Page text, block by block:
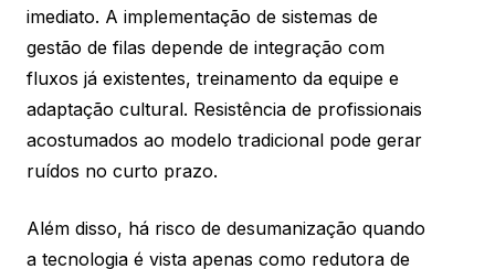
imediato. A implementação de sistemas de
gestão de filas depende de integração com
fluxos já existentes, treinamento da equipe e
adaptação cultural. Resistência de profissionais
acostumados ao modelo tradicional pode gerar
ruídos no curto prazo.
Além disso, há risco de desumanização quando
a tecnologia é vista apenas como redutora de